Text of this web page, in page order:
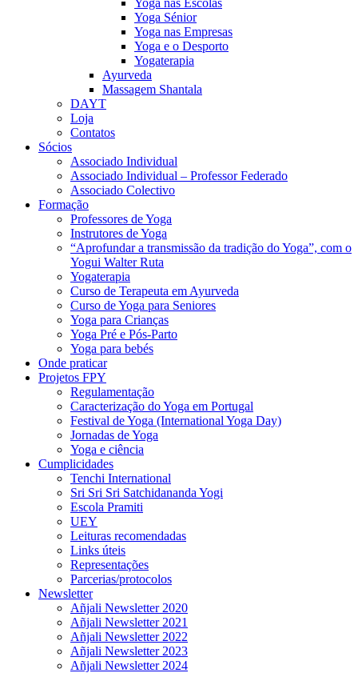
Yoga nas Escolas
Yoga Sénior
Yoga nas Empresas
Yoga e o Desporto
Yogaterapia
Ayurveda
Massagem Shantala
DAYT
Loja
Contatos
Sócios
Associado Individual
Associado Individual – Professor Federado
Associado Colectivo
Formação
Professores de Yoga
Instrutores de Yoga
“Aprofundar a transmissão da tradição do Yoga”, com o
Yogui Walter Ruta
Yogaterapia
Curso de Terapeuta em Ayurveda
Curso de Yoga para Seniores
Yoga para Crianças
Yoga Pré e Pós-Parto
Yoga para bebés
Onde praticar
Projetos FPY
Regulamentação
Caracterização do Yoga em Portugal
Festival de Yoga (International Yoga Day)
Jornadas de Yoga
Yoga e ciência
Cumplicidades
Tenchi International
Sri Sri Sri Satchidananda Yogi
Escola Pramiti
UEY
Leituras recomendadas
Links úteis
Representações
Parcerias/protocolos
Newsletter
Añjali Newsletter 2020
Añjali Newsletter 2021
Añjali Newsletter 2022
Añjali Newsletter 2023
Añjali Newsletter 2024